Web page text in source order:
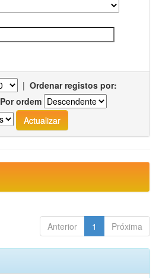
| Ordenar registos por:
Por ordem
Anterior 1 Próxima